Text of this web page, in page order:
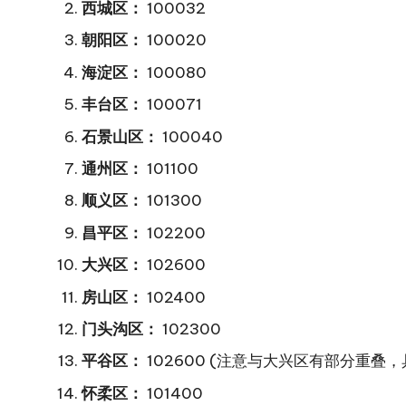
西城区： 100032
朝阳区： 100020
海淀区： 100080
丰台区： 100071
石景山区： 100040
通州区： 101100
顺义区： 101300
昌平区： 102200
大兴区： 102600
房山区： 102400
门头沟区： 102300
平谷区： 102600 (注意与大兴区有部分重叠，
怀柔区： 101400